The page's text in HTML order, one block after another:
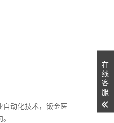
动化技术，钣金医
在
线
客
服